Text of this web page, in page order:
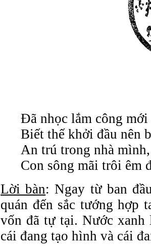
Đã nhọc lắm công
Biết thế khởi đầu nên
An trú trong nhà
Con sông mãi trôi êm
Lời bàn: Ngay từ ban
quán đến sắc tướng hợp
vốn đã tự tại. Nước xanh
cái đang tạo hình và cái